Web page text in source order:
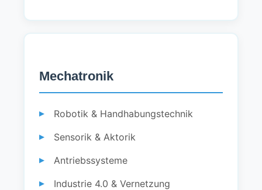
Mechatronik
Robotik & Handhabungstechnik
Sensorik & Aktorik
Antriebssysteme
Industrie 4.0 & Vernetzung